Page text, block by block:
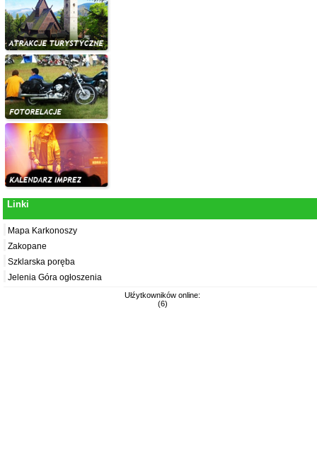
Linki
Mapa Karkonoszy
Zakopane
Szklarska poręba
Jelenia Góra ogłoszenia
Ułźytkowników online:
(6)